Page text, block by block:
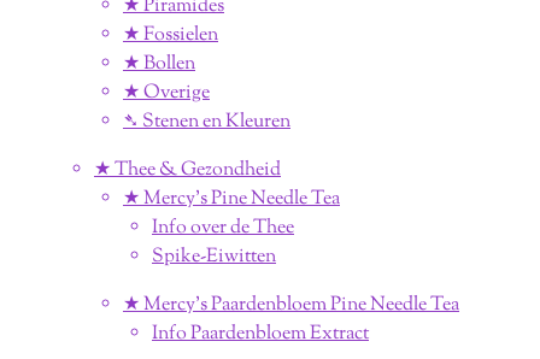
★ Piramides
★ Fossielen
★ Bollen
★ Overige
➴ Stenen en Kleuren
★ Thee & Gezondheid
★ Mercy's Pine Needle Tea
Info over de Thee
Spike-Eiwitten
★ Mercy's Paardenbloem Pine Needle Tea
Info Paardenbloem Extract